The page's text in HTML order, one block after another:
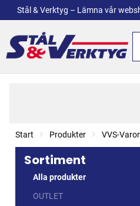
Stål & Verktyg – Lämna vår
Start Produkter VVS-Varor
Sortiment
Alla produkter
OUTLET